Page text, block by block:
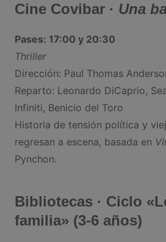
Cine Covibar · Una
Pases: 17:00 y 20:30
Thriller
Dirección: Paul Thomas
Reparto: Leonardo DiCaprio,
Infiniti, Benicio del Toro
Historia de tensión política y
regresan a escena, basada en
Pynchon.
Bibliotecas · Ciclo
familia» (3-6 años)